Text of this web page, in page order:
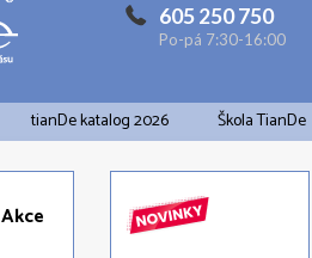
605 250 750
Po-pá 7:30-16:00
tianDe katalog 2026 Škola TianDe
Akce